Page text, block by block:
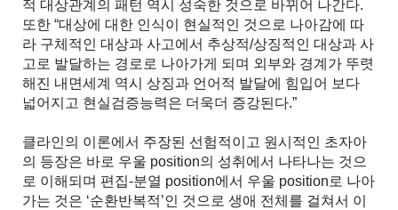
적 대상관계의 패턴 역시 성숙한 것으로 바뀌어 나간다.
또한 “대상에 대한 인식이 현실적인 것으로 나아감에 따
라 구체적인 대상과 사고에서 추상적/상징적인 대상과 사
고로 발달하는 경로로 나아가게 되며 외부와 경계가 뚜렷
해진 내면세계 역시 상징과 언어적 발달에 힘입어 보다
넓어지고 현실검증능력은 더욱더 증강된다.”
클라인의 이론에서 주장된 선험적이고 원시적인 초자아
의 등장은 바로 우울 position의 성취에서 나타나는 것으
로 이해되며 편집-분열 position에서 우울 position로 나아
가는 것은 ‘순환반복적’인 것으로 생애 전체를 걸쳐서 이